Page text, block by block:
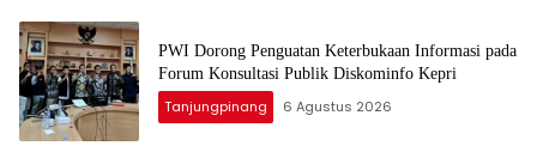
PWI Dorong Penguatan Keterbukaan Informasi pada
Forum Konsultasi Publik Diskominfo Kepri
Tanjungpinang 6 Agustus 2026